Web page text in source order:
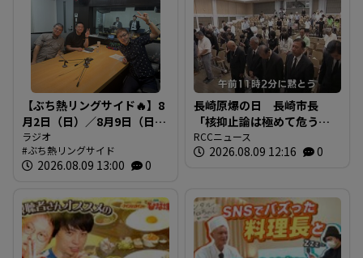
【ぶち熱リングサイド🔥】8
月2日（日）／8月9日（日）
放送内容
ラジオ
ぶち熱リングサイド
2026.08.09 13:00 0
長崎原爆の日 長崎市長
「核抑止論は極めて危う
い」 広島でも原爆犠牲者
を慰霊
RCCニュース
2026.08.09 12:16 0